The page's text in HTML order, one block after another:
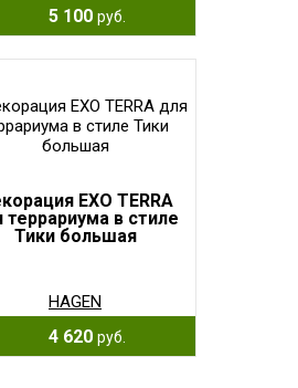
5 100 руб.
EXO TERRA
террариума в стиле
Тики большая
HAGEN
4 620 руб.